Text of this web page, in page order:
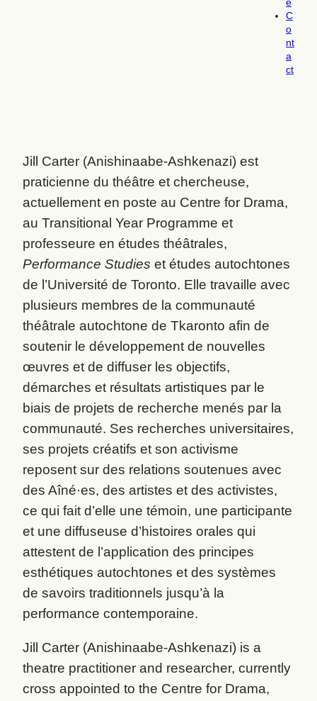
e
C
o
nt
a
ct
Jill Carter (Anishinaabe-Ashkenazi) est
praticienne du théâtre et chercheuse,
actuellement en poste au Centre for Drama,
au Transitional Year Programme et
professeure en études théâtrales,
Performance Studies et études autochtones
de l’Université de Toronto. Elle travaille avec
plusieurs membres de la communauté
théâtrale autochtone de Tkaronto afin de
soutenir le développement de nouvelles
œuvres et de diffuser les objectifs,
démarches et résultats artistiques par le
biais de projets de recherche menés par la
communauté. Ses recherches universitaires,
ses projets créatifs et son activisme
reposent sur des relations soutenues avec
des Aîné·es, des artistes et des activistes,
ce qui fait d’elle une témoin, une participante
et une diffuseuse d’histoires orales qui
attestent de l’application des principes
esthétiques autochtones et des systèmes
de savoirs traditionnels jusqu’à la
performance contemporaine.
Jill Carter (Anishinaabe-Ashkenazi) is a
theatre practitioner and researcher, currently
cross appointed to the Centre for Drama,